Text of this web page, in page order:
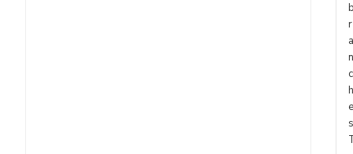
r
a
n
c
h
e
s